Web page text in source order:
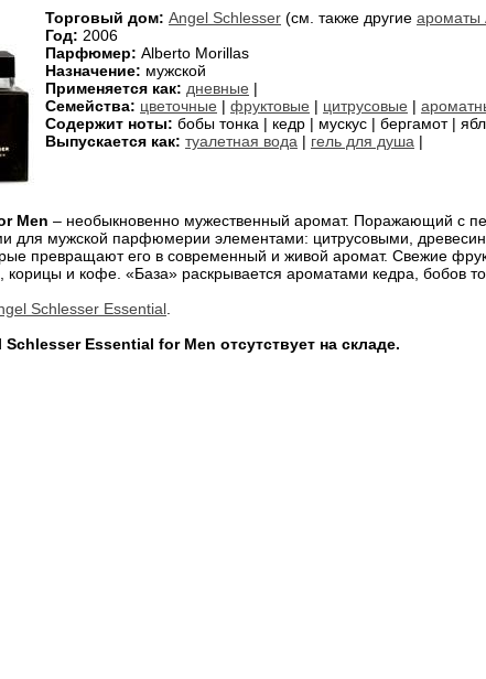
Торговый дом: Angel Schlesser (см. также другие ароматы
Год: 2006
Парфюмер: Alberto Morillas
Назначение: мужской
Применяется как: дневные |
Семейства: цветочные | фруктовые | цитрусовые |
Содержит ноты: бобы тонка | кедр | мускус | бергамот |
Выпускается как: туалетная вода | гель для душа |
Men – необыкновенно мужественный аромат. Поражающий с
для мужской парфюмерии элементами: цитрусовыми,
превращают его в современный и живой аромат. Свежие
и кофе. «База» раскрывается ароматами кедра, бобов
Schlesser Essential
Essential for Men отсутствует на складе.